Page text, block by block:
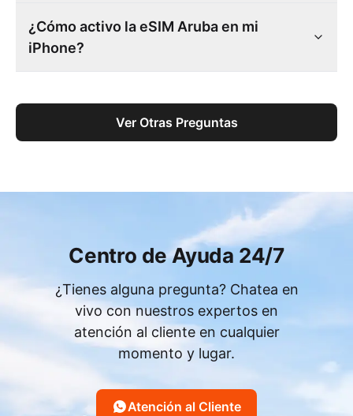
¿Cómo activo la eSIM Aruba en mi
iPhone?
Ver Otras Preguntas
Centro de Ayuda 24/7
¿Tienes alguna pregunta? Chatea en
vivo con nuestros expertos en
atención al cliente en cualquier
momento y lugar.
Atención al Cliente